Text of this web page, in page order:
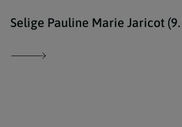
Selige Pauline Marie Jaricot